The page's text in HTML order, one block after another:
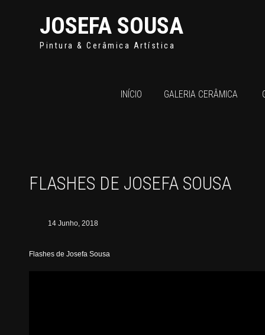
JOSEFA SOUSA
Pintura & Cerâmica Artística
INÍCIO GALERIA CERÂMICA
FLASHES DE JOSEFA SOUSA
14 Junho, 2018
Flashes de Josefa Sousa